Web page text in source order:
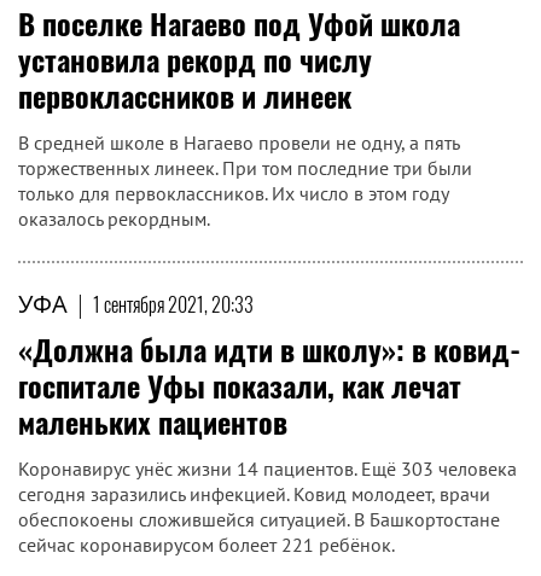
В поселке Нагаево под Уфой школа
установила рекорд по числу
первоклассников и линеек
В средней школе в Нагаево провели не одну, а пять
торжественных линеек. При том последние три были
только для первоклассников. Их число в этом году
оказалось рекордным.
УФА | 1 сентября 2021, 20:33
«Должна была идти в школу»: в ковид-
госпитале Уфы показали, как лечат
маленьких пациентов
Коронавирус унёс жизни 14 пациентов. Ещё 303 человека
сегодня заразились инфекцией. Ковид молодеет, врачи
обеспокоены сложившейся ситуацией. В Башкортостане
сейчас коронавирусом болеет 221 ребёнок.